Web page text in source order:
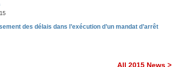
des délais dans l’exécution d’un mandat d’arrêt
All 2015 News >